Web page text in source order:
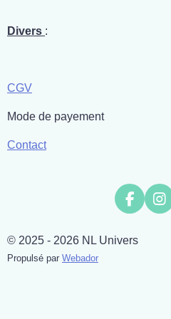
Divers :
CGV
Mode de payement
Contact
F
e
I
© 2025 - 2026 NL Univers
Propulsé par Webador